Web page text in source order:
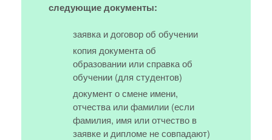
следующие документы:
заявка и договор об обучении
копия документа об
образовании или справка об
обучении (для студентов)
документ о смене имени,
отчества или фамилии (если
фамилия, имя или отчество в
заявке и дипломе не совпадают)